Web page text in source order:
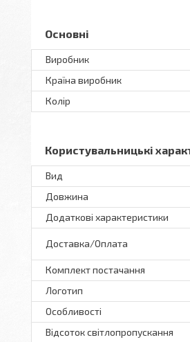
Основні
Виробник
Країна виробник
Колір
Користувальницькі
Вид
Довжина
Додаткові характеристики
Доставка/Оплата
Комплект постачання
Логотип
Особливості
Відсоток світлопропускання